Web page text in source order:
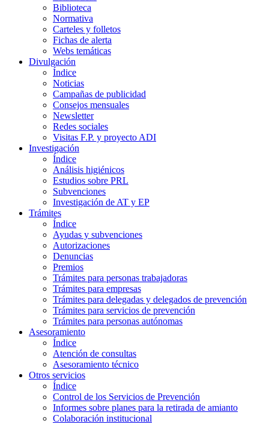
Biblioteca
Normativa
Carteles y folletos
Fichas de alerta
Webs temáticas
Divulgación
Índice
Noticias
Campañas de publicidad
Consejos mensuales
Newsletter
Redes sociales
Visitas F.P. y proyecto ADI
Investigación
Índice
Análisis higiénicos
Estudios sobre PRL
Subvenciones
Investigación de AT y EP
Trámites
Índice
Ayudas y subvenciones
Autorizaciones
Denuncias
Premios
Trámites para personas trabajadoras
Trámites para empresas
Trámites para delegadas y delegados de prevención
Trámites para servicios de prevención
Trámites para personas autónomas
Asesoramiento
Índice
Atención de consultas
Asesoramiento técnico
Otros servicios
Índice
Control de los Servicios de Prevención
Informes sobre planes para la retirada de amianto
Colaboración institucional